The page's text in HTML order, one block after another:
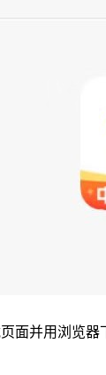
面并用浏览器